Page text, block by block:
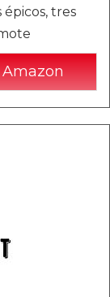
tres